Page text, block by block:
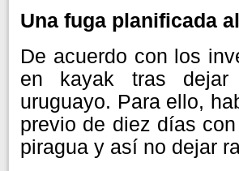
Una fuga planificada
De acuerdo con los
en kayak tras
uruguayo. Para ello,
previo de diez días
piragua y así no dejar